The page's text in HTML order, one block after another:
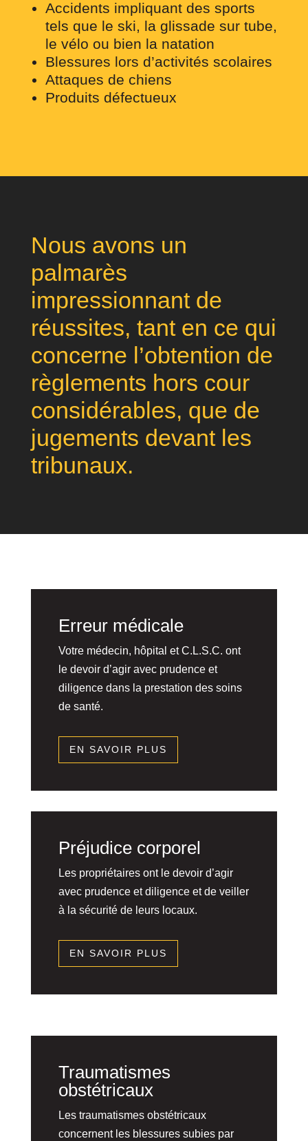
Accidents impliquant des sports
tels que le ski, la glissade sur tube,
le vélo ou bien la natation
Blessures lors d’activités scolaires
Attaques de chiens
Produits défectueux
Nous avons un
palmarès
impressionnant de
réussites, tant en ce qui
concerne l’obtention de
règlements hors cour
considérables, que de
jugements devant les
tribunaux.
Erreur médicale
Votre médecin, hôpital et C.L.S.C. ont
le devoir d’agir avec prudence et
diligence dans la prestation des soins
de santé.
EN SAVOIR PLUS
Préjudice corporel
Les propriétaires ont le devoir d’agir
avec prudence et diligence et de veiller
à la sécurité de leurs locaux.
EN SAVOIR PLUS
Traumatismes
obstétricaux
Les traumatismes obstétricaux
concernent les blessures subies par